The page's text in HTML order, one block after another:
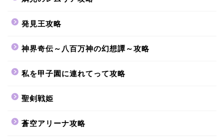
発見王攻略
神界奇伝～八百万神の幻想譚～攻略
私を甲子園に連れてって攻略
聖剣戦姫
蒼空アリーナ攻略